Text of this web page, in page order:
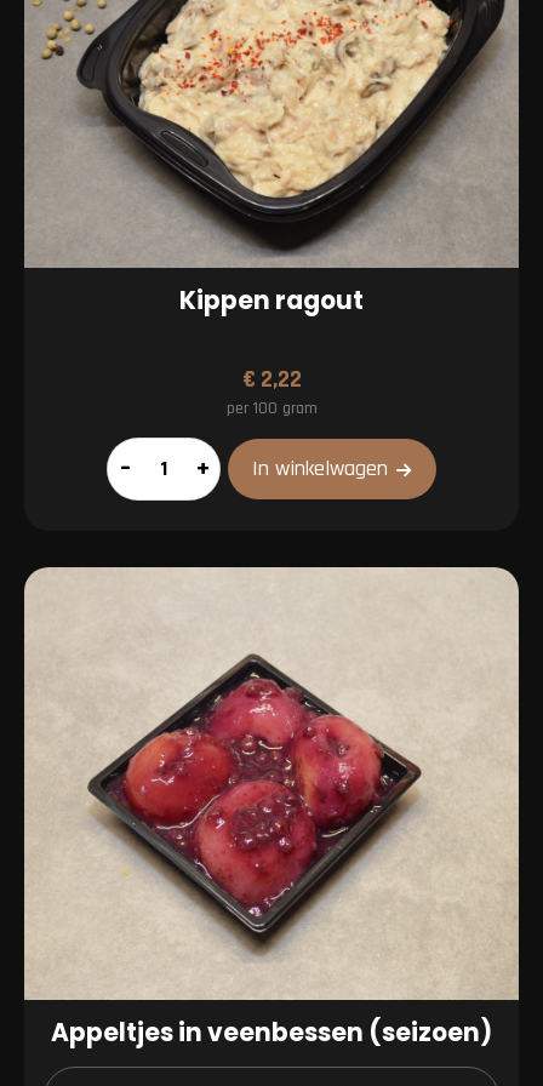
Kippen ragout
€ 2,22
per 100 gram
Kippen
ragout
– + In winkelwagen
Appeltjes in veenbessen (seizoen)